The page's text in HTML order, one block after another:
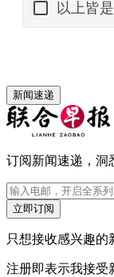
新闻速递
订阅新闻速递，洞
立即订阅
只想接收感兴趣的
注册即表示我接受